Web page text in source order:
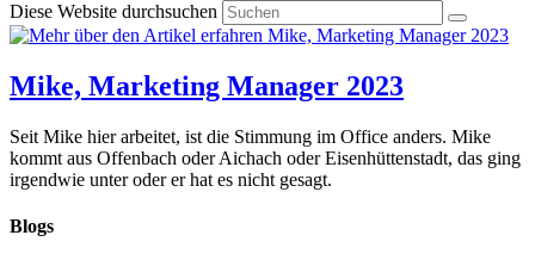
Diese Website durchsuchen
Mike, Marketing Manager 2023
Seit Mike hier arbeitet, ist die Stimmung im Office anders. Mike
kommt aus Offenbach oder Aichach oder Eisenhüttenstadt, das ging
irgendwie unter oder er hat es nicht gesagt.
Blogs